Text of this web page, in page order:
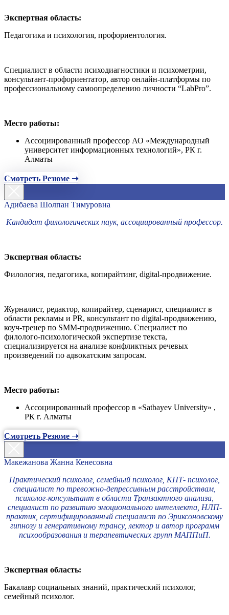
Экспертная область:
Педагогика и психология, профориентология.
Специалист в области психодиагностики и психометрии,
консультант-профориентатор, автор онлайн-платформы по
профессиональному самоопределению личности “LabPro”.
Место работы:
Ассоциированный профессор АО «Международный
университет информационных технологий», РК г.
Алматы
Смотреть Резюме ➝
Адибаева Шолпан Тимуровна
Кандидат филологических наук, ассоциированный профессор.
Экспертная область:
Филология, педагогика, копирайтинг, digital-продвижение.
Журналист, редактор, копирайтер, сценарист, специалист в
области рекламы и PR, консультант по digital-продвижению,
коуч-тренер по SMM-продвижению. Специалист по
филолого-психологической экспертизе текста,
специализируется на анализе конфликтных речевых
произведений по адвокатским запросам.
Место работы:
Ассоциированный профессор в «Satbayev University» ,
РК г. Алматы
Смотреть Резюме ➝
Макежанова Жанна Кенесовна
Практический психолог, семейный психолог, КПТ- психолог,
специалист по тревожно-депрессивным расстройствам,
психолог-консультант в области Транзактного анализа,
специалист по развитию эмоционального интеллекта, НЛП-
практик, сертифицированный специалист по Эриксоновскому
гипнозу и генеративному трансу, лектор и автор программ
психообразования и терапевтических групп МАППиП.
Экспертная область:
Бакалавр социальных знаний, практический психолог,
семейный психолог.